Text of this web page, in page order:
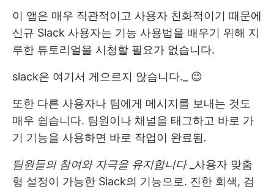
이 앱은 매우 직관적이고 사용자 친화적이기 때문에
신규 Slack 사용자는 기능 사용법을 배우기 위해 지
루한 튜토리얼을 시청할 필요가 없습니다.
slack은 여기서 게으르지 않습니다._ 😉
또한 다른 사용자나 팀에게 메시지를 보내는 것도
매우 쉽습니다. 팀원이나 채널을 태그하고 바로 가
기 기능을 사용하면 바로 작업이 완료됨.
팀원들의 참여와 자극을 유지합니다_사용자 맞춤
형 설정이 가능한 Slack의 기능으로. 진한 회색, 검